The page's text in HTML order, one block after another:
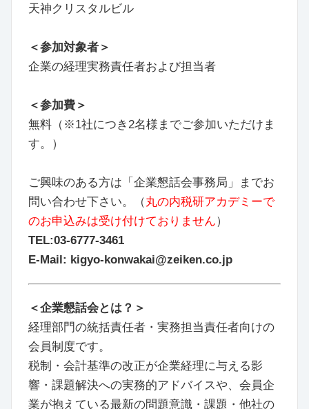
天神クリスタルビル
＜参加対象者＞
企業の経理実務責任者および担当者
＜参加費＞
無料（※1社につき2名様までご参加いただけま
す。）
ご興味のある方は「企業懇話会事務局」までお
問い合わせ下さい。（丸の内税研アカデミーで
のお申込みは受け付けておりません）
TEL:03-6777-3461
E-Mail: kigyo-konwakai@zeiken.co.jp
＜企業懇話会とは？＞
経理部門の統括責任者・実務担当責任者向けの
会員制度です。
税制・会計基準の改正が企業経理に与える影
響・課題解決への実務的アドバイスや、会員企
業が抱えている最新の問題意識・課題・他社の